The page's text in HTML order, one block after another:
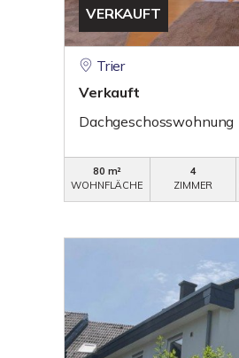
VERKAUFT
Trier
Verkauft
Dachgeschosswohnung
80 m²
WOHNFLÄCHE
4
ZIMMER